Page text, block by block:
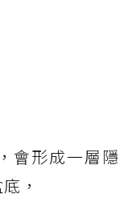
會形成一層隱
，